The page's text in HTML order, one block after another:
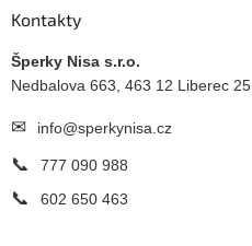
Kontakty
Šperky Nisa s.r.o.
Nedbalova 663, 463 12 Liberec 25
✉ info@sperkynisa.cz
📞 777 090 988
📞 602 650 463